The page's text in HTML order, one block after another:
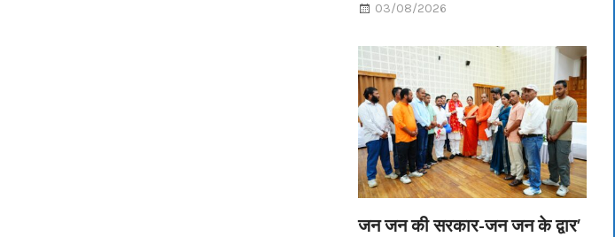
03/08/2026
जन जन की सरकार-जन जन के द्वार’